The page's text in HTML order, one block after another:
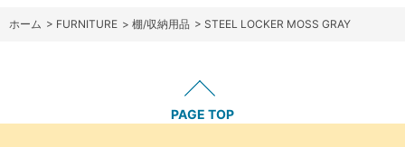
ホーム > FURNITURE > 棚/収納用品 > STEEL LOCKER MOSS GRAY
PAGE TOP